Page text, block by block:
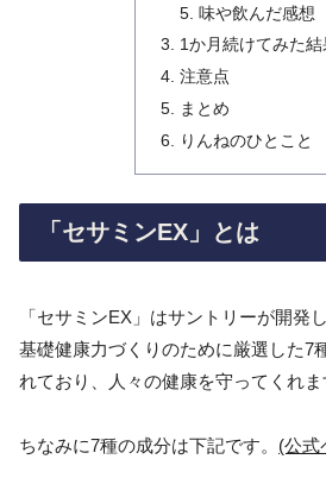
味や飲んだ感想
1か月続けてみた結
注意点
まとめ
りんねのひとこと
「セサミンEX」とは
「セサミンEX」はサントリーが開発
基礎健康力づくりのために厳選した7
れており、人々の健康を守ってくれま
ちなみに7種の成分は下記です。 (公式